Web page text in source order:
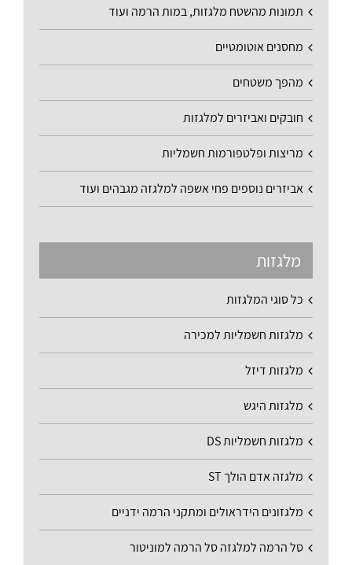
תמונות מהשטח מלגזות, במות הרמה ועוד
מחסנים אוטומטיים
מהפך משטחים
חובקים ואביזרים למלגזות
מריצות ופלטפורמות חשמליות
אביזרים נוספים פחי אשפה למלגזה מגבהים ועוד
מלגזות
כל סוגי המלגזות
מלגזות חשמליות למכירה
מלגזות דיזל
מלגזות היגש
מלגזות חשמליות DS
מלגזה אדם הולך ST
מלגזונים הידראולים ומתקני הרמה ידניים
סל הרמה למלגזה סל הרמה למוניטור